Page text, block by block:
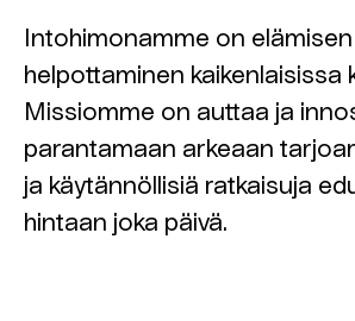
Intohimonamme on elämisen
helpottaminen kaikenlaisissa
Missiomme on auttaa ja
parantamaan arkeaan
ja käytännöllisiä ratkaisuja
hintaan joka päivä.